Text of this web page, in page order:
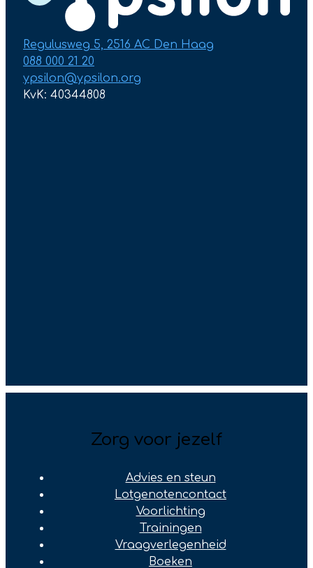
Regulusweg 5, 2516 AC Den Haag
088 000 21 20
ypsilon@ypsilon.org
KvK: 40344808
Zorg voor jezelf
Advies en steun
Lotgenotencontact
Voorlichting
Trainingen
Vraagverlegenheid
Boeken